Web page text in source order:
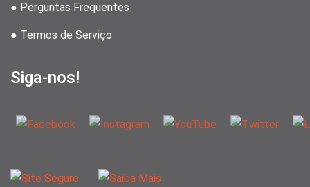
● Perguntas Frequentes
● Termos de Serviço
Siga-nos!